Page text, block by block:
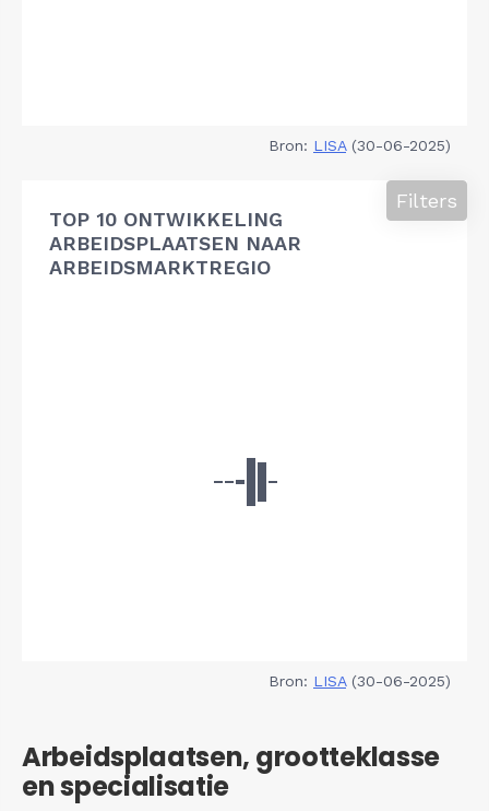
Bron: LISA(30-06-2025)
TOP 10 ONTWIKKELING
ARBEIDSPLAATSEN NAAR
ARBEIDSMARKTREGIO
Filters
Bron: LISA(30-06-2025)
Arbeidsplaatsen, grootteklasse
en specialisatie